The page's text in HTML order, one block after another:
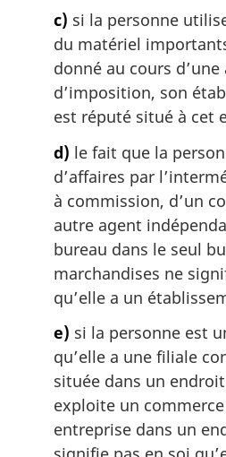
c) si la personne
du matériel
donné au cours d’une
d’imposition, son
est réputé situé à cet
d) le fait que la
d’affaires par
à commission, d’un
autre agent
bureau dans le seul
marchandises ne
qu’elle a un
e) si la personne est
qu’elle a une filiale
située dans un
exploite un
entreprise dans un